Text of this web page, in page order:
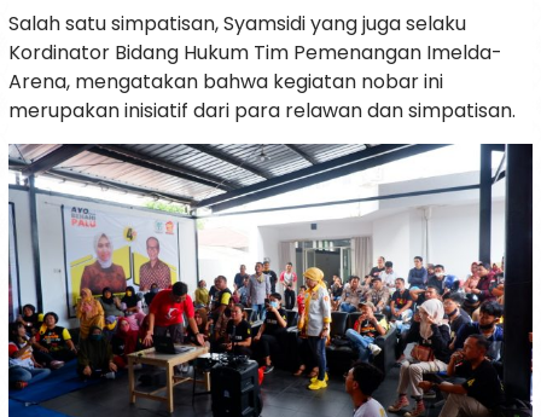
Salah satu simpatisan, Syamsidi yang juga selaku
Kordinator Bidang Hukum Tim Pemenangan Imelda-
Arena, mengatakan bahwa kegiatan nobar ini
merupakan inisiatif dari para relawan dan simpatisan.